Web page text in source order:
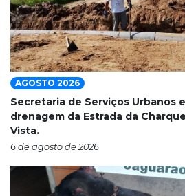
AGOSTO 2026
Secretaria de Serviços Urbanos
drenagem da Estrada da
Vista.
6 de agosto de 2026